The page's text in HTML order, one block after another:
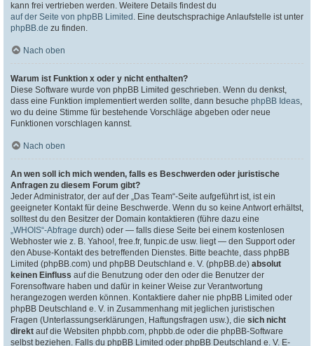
kann frei vertrieben werden. Weitere Details findest du
auf der Seite von phpBB Limited . Eine deutschsprachige Anlaufstelle ist unter
phpBB.de zu finden.
Nach oben
Warum ist Funktion x oder y nicht enthalten?
Diese Software wurde von phpBB Limited geschrieben. Wenn du denkst,
dass eine Funktion implementiert werden sollte, dann besuche phpBB Ideas,
wo du deine Stimme für bestehende Vorschläge abgeben oder neue
Funktionen vorschlagen kannst.
Nach oben
An wen soll ich mich wenden, falls es Beschwerden oder juristische
Anfragen zu diesem Forum gibt?
Jeder Administrator, der auf der „Das Team“-Seite aufgeführt ist, ist ein
geeigneter Kontakt für deine Beschwerde. Wenn du so keine Antwort erhältst,
solltest du den Besitzer der Domain kontaktieren (führe dazu eine
„WHOIS“-Abfrage durch) oder — falls diese Seite bei einem kostenlosen
Webhoster wie z. B. Yahoo!, free.fr, funpic.de usw. liegt — den Support oder
den Abuse-Kontakt des betreffenden Dienstes. Bitte beachte, dass phpBB
Limited (phpBB.com) und phpBB Deutschland e. V. (phpBB.de) absolut
keinen Einfluss auf die Benutzung oder den oder die Benutzer der
Forensoftware haben und dafür in keiner Weise zur Verantwortung
herangezogen werden können. Kontaktiere daher nie phpBB Limited oder
phpBB Deutschland e. V. in Zusammenhang mit jeglichen juristischen
Fragen (Unterlassungserklärungen, Haftungsfragen usw.), die sich nicht
direkt auf die Websiten phpbb.com, phpbb.de oder die phpBB-Software
selbst beziehen. Falls du phpBB Limited oder phpBB Deutschland e. V. E-